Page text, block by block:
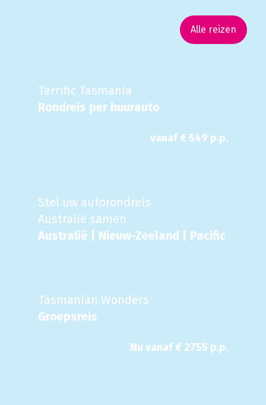
Alle reizen
Terrific Tasmania
Rondreis per huurauto
vanaf € 549 p.p.
Stel uw autorondreis
Australië samen
Australië | Nieuw-Zeeland | Pacific
Tasmanian Wonders
Groepsreis
Nu vanaf € 2755 p.p.